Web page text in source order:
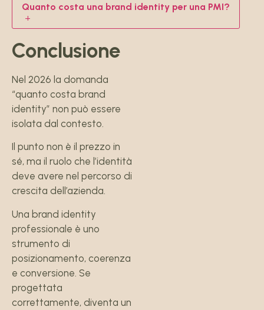
Quanto costa una brand identity per una PMI?
+
Conclusione
Nel 2026 la domanda
“quanto costa brand
identity” non può essere
isolata dal contesto.
Il punto non è il prezzo in
sé, ma il ruolo che l’identità
deve avere nel percorso di
crescita dell’azienda.
Una brand identity
professionale è uno
strumento di
posizionamento, coerenza
e conversione. Se
progettata
correttamente, diventa un